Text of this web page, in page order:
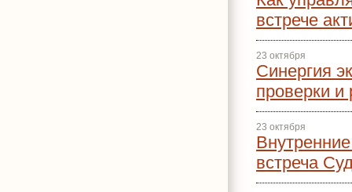
встрече
23 октября
Синергия
проверки и
23 октября
встреча